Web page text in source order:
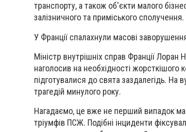
транспорту, а також об'єкти малого
залізничного та приміського сполучення.
У Франції спалахнули масові
Міністр внутрішніх справ Франції
наголосив на необхідності жорсткішого
підготувалися до свята заздалегідь. На
трагедій минулого року.
Нагадаємо, це вже не перший випадок
тріумфів ПСЖ. Подібні інциденти